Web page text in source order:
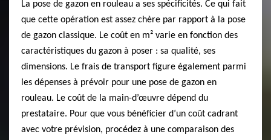
La pose de gazon en rouleau a ses spécificités. Ce qui fait
que cette opération est assez chère par rapport à la pose
de gazon classique. Le coût en m² varie en fonction des
caractéristiques du gazon à poser : sa qualité, ses
dimensions. Le frais de transport figure également parmi
les dépenses à prévoir pour une pose de gazon en
rouleau. Le coût de la main-d’œuvre dépend du
prestataire. Pour que vous bénéficier d’un coût cadrant
avec votre prévision, procédez à une comparaison des